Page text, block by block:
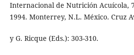
Internacional de Nutrición Acuícola,
1994. Monterrey, N.L. México. Cruz
y G. Ricque (Eds.): 303-310.